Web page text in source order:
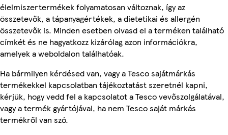
élelmiszertermékek folyamatosan változnak, így az
összetevők, a tápanyagértékek, a dietetikai és allergén
összetevők is. Minden esetben olvasd el a terméken található
címkét és ne hagyatkozz kizárólag azon információkra,
amelyek a weboldalon találhatóak.
Ha bármilyen kérdésed van, vagy a Tesco sajátmárkás
termékekkel kapcsolatban tájékoztatást szeretnél kapni,
kérjük, hogy vedd fel a kapcsolatot a Tesco vevőszolgálatával,
vagy a termék gyártójával, ha nem Tesco saját márkás
termékről van szó.